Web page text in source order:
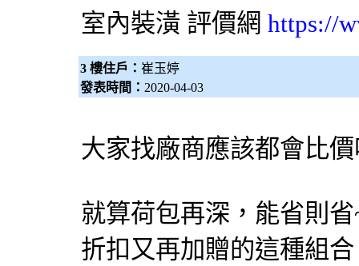
室內裝潢 評價網 https://
3 樓住戶： 崔玉婷
發表時間： 2020-04-03
大家找廠商應該都會比
就算荷包再深，能省則
折扣又再加贈的這種組